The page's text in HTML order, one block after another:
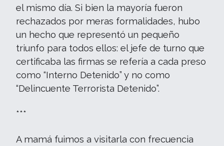
el mismo día. Si bien la mayoría fueron
rechazados por meras formalidades, hubo
un hecho que representó un pequeño
triunfo para todos ellos: el jefe de turno que
certificaba las firmas se refería a cada preso
como “Interno Detenido” y no como
“Delincuente Terrorista Detenido”.
***
A mamá fuimos a visitarla con frecuencia